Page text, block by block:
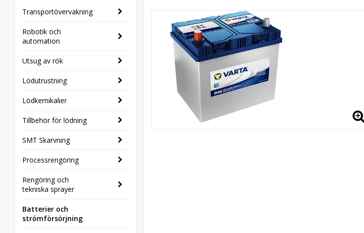
Transportövervakning
Robotik och
automation
Utsug av rök
Lödutrustning
Lödkemikalier
Tillbehör för lödning
SMT Skarvning
Processrengöring
Rengöring och
tekniska sprayer
Batterier och
strömförsörjning